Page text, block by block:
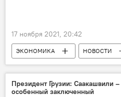
17 ноября 2021, 20:42
ЭКОНОМИКА НОВОСТИ
Северный поток-2
Президент Грузии: Саакашвили –
особенный заключенный